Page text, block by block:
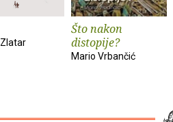
Što nakon
distopije?
Mario Vrbančić